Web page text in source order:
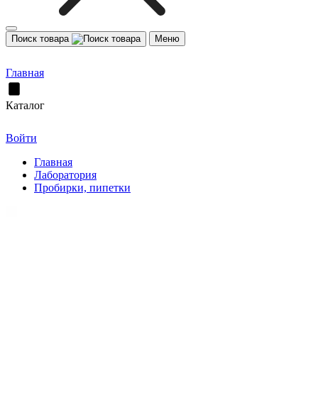
Поиск товара Меню
Главная
Каталог
Войти
Главная
Лаборатория
Пробирки, пипетки